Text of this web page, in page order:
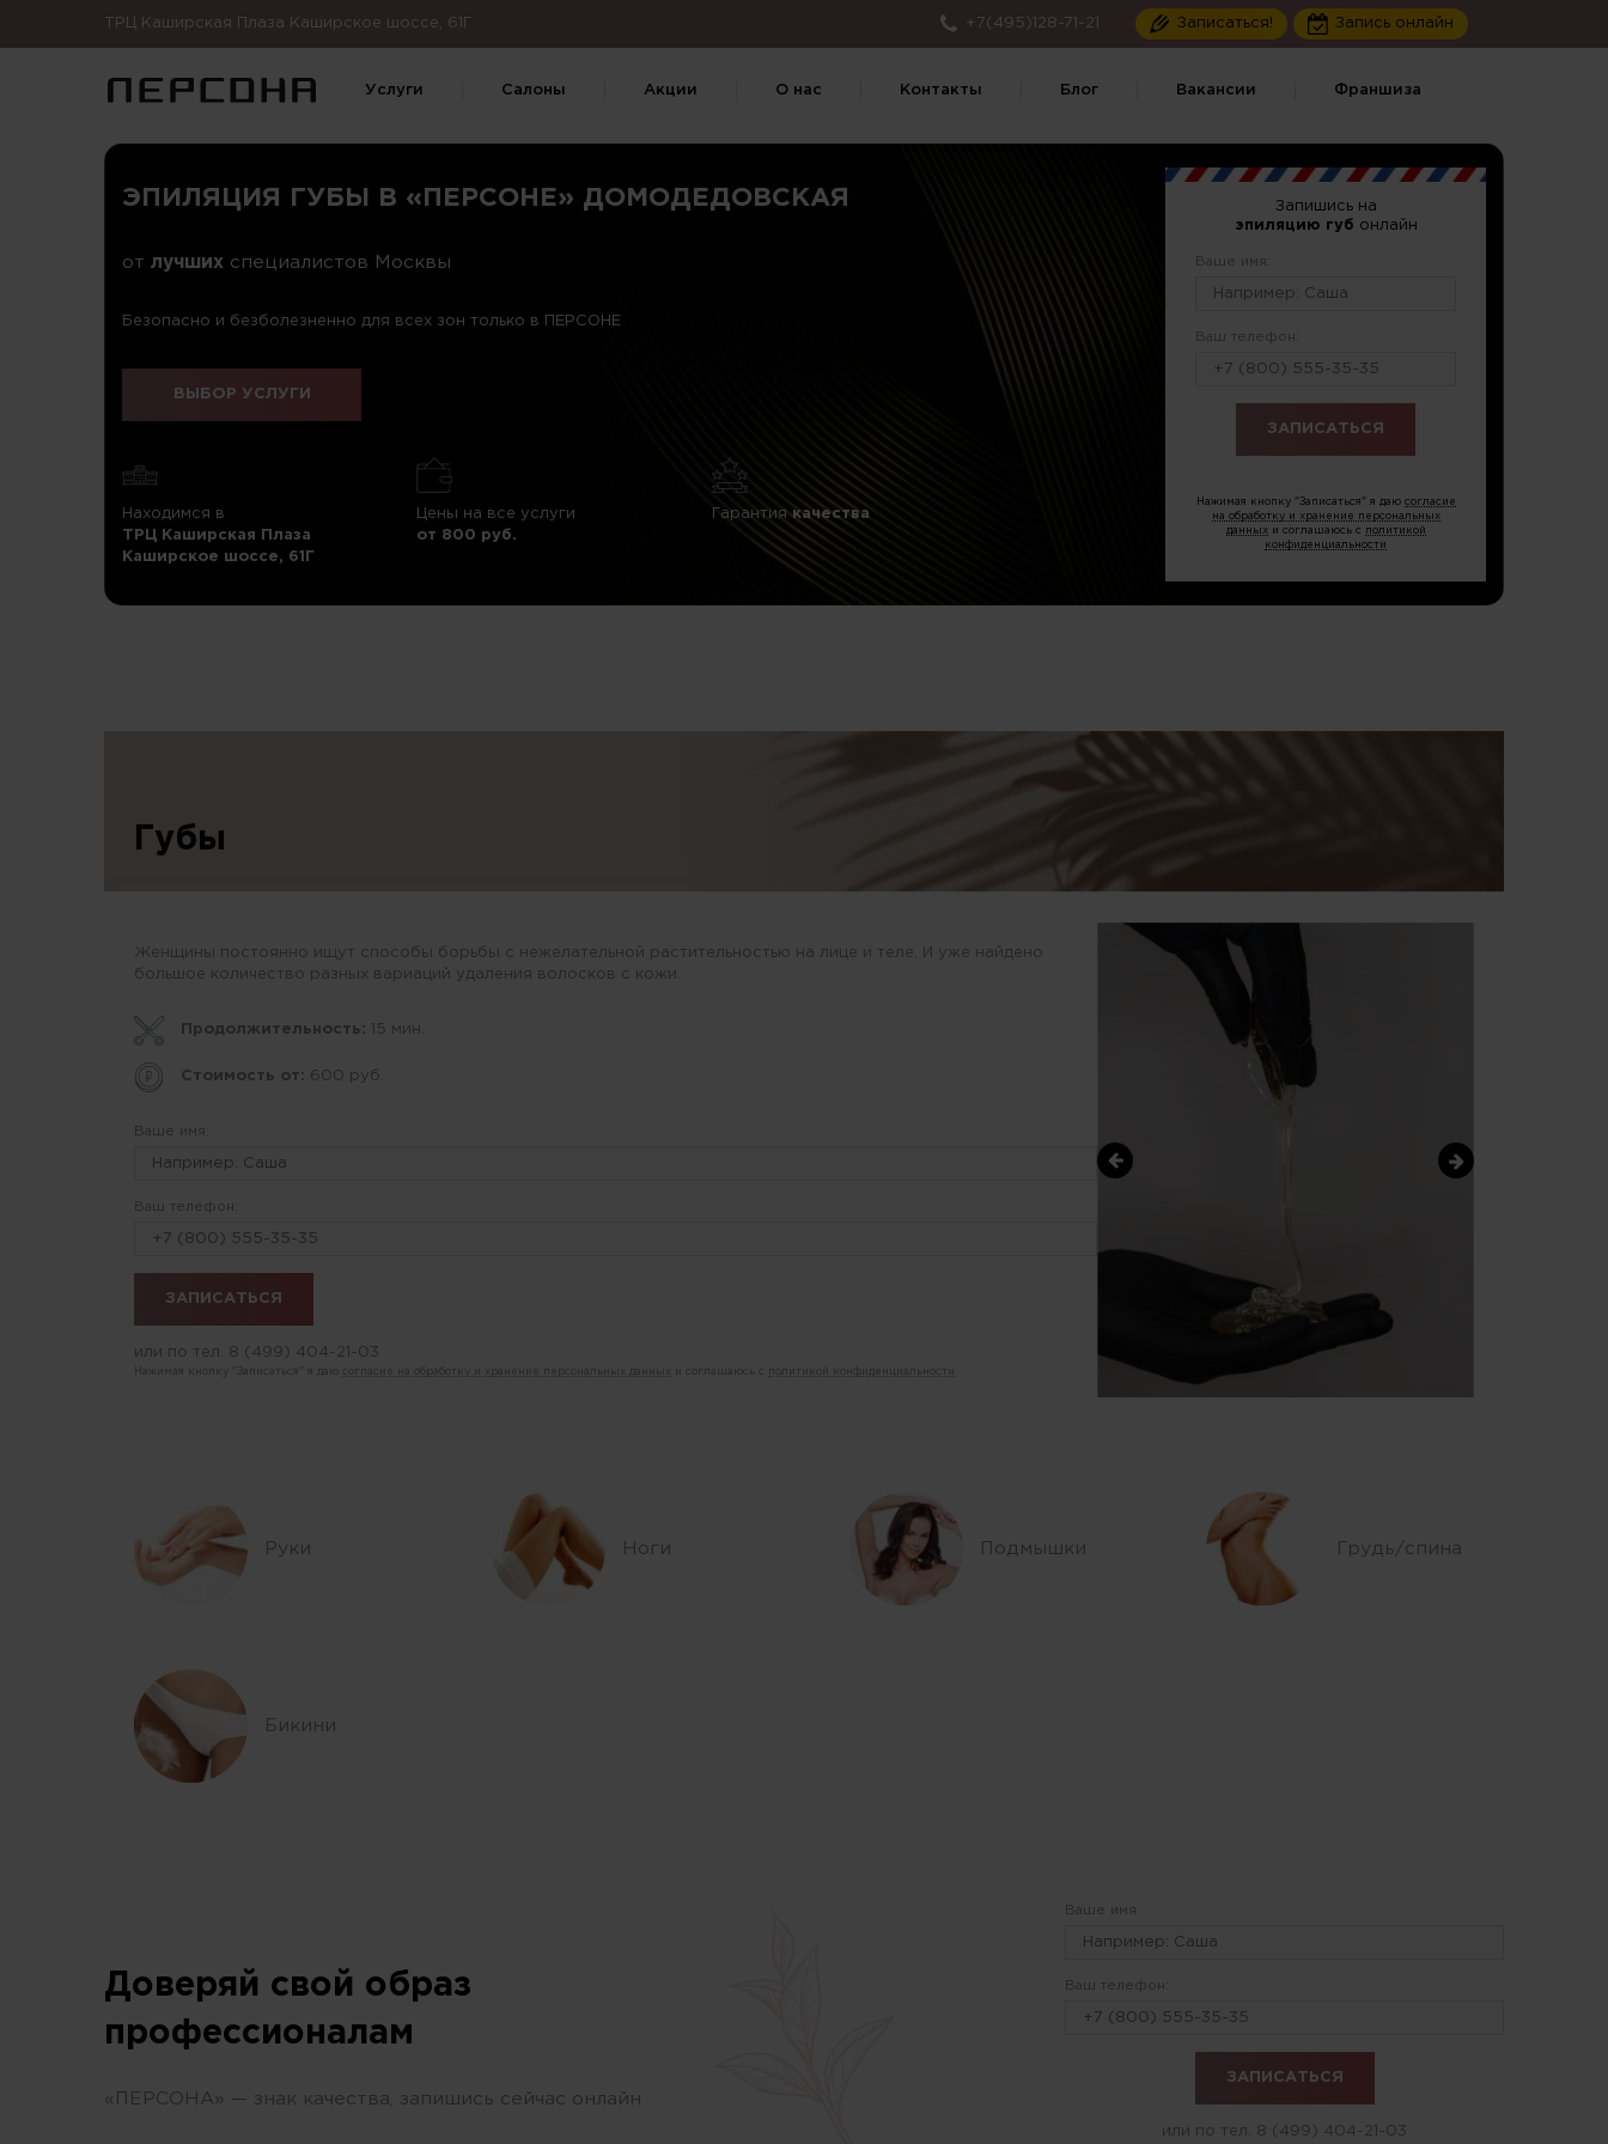
ТРЦ Каширская Плаза Каширское шоссе, 61Г +7(495)128-71-21 Записаться! Запись онлайн
Услуги Салоны Акции О нас Контакты Блог Вакансии Франшиза
ЭПИЛЯЦИЯ ГУБЫ В «ПЕРСОНЕ» ДОМОДЕДОВСКАЯ
от лучших специалистов Москвы
Безопасно и безболезненно для всех зон только в ПЕРСОНЕ
ВЫБОР УСЛУГИ
Находимся в
ТРЦ Каширская Плаза
Каширское шоссе, 61Г
Цены на все услуги
от 800 руб.
Гарантия качества
Запишись на
эпиляцию губ онлайн
Ваше имя:
Ваш телефон:
Нажимая кнопку "Записаться" я даю согласие
на обработку и хранение персональных
данныхи соглашаюсь с
политикой
конфиденциальности
Губы
Женщины постоянно ищут способы борьбы с нежелательной растительностью на лице и теле. И уже найдено
большое количество разных вариаций удаления волосков с кожи.
Продолжительность: 15 мин.
Стоимость от: 600 руб.
Ваше имя:
Ваш телефон:
или по тел. 8 (499) 404-21-03
Нажимая кнопку "Записаться" я даю согласие на обработку и хранение персональных данных и соглашаюсь с политикой конфиденциальности
Руки Ноги Подмышки Грудь/спина
Бикини
Доверяй свой образ
профессионалам
«ПЕРСОНА» — знак качества, запишись сейчас онлайн
Ваше имя:
Ваш телефон:
или по тел. 8 (499) 404-21-03